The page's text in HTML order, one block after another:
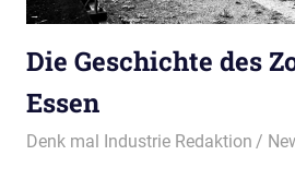
Die Geschichte des
Essen
07/10/2024
Denk mal Industrie Redaktion